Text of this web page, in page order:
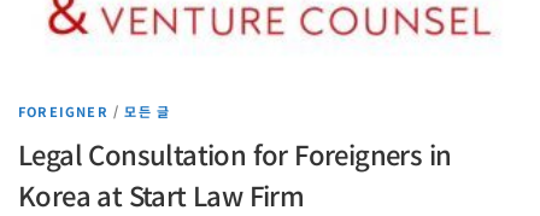
FOREIGNER /모든 글
Legal Consultation for Foreigners in
Korea at Start Law Firm